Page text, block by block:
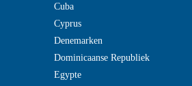
Cuba
Cyprus
Denemarken
Dominicaanse Republiek
Egypte